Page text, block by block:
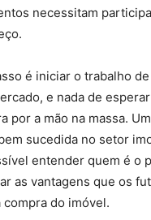
necessitam
é iniciar o trabalho
e nada de
por a mão na massa.
sucedida no setor
entender quem é o
as vantagens que os
compra do imóvel.